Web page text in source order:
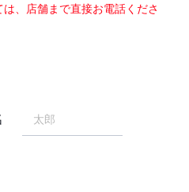
、店舗まで直接お電話くださ